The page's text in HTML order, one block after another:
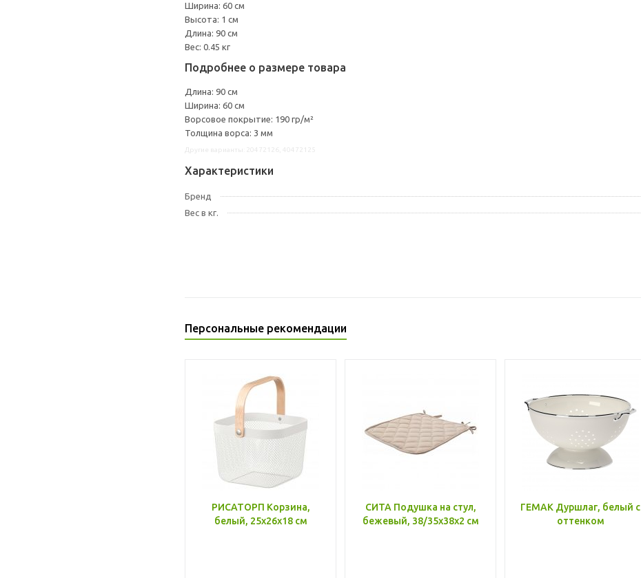
Ширина: 60 см
Высота: 1 см
Длина: 90 см
Вес: 0.45 кг
Подробнее о размере товара
Длина: 90 см
Ширина: 60 см
Ворсовое покрытие: 190 гр/м²
Толщина ворса: 3 мм
Характеристики
Бренд
Вес в кг.
Персональные рекомендации
РИСАТОРП Корзина,
белый, 25x26x18 см
СИТА Подушка на стул,
бежевый, 38/35x38x2 см
ГЕМАК Дуршлаг, белый с
оттенком